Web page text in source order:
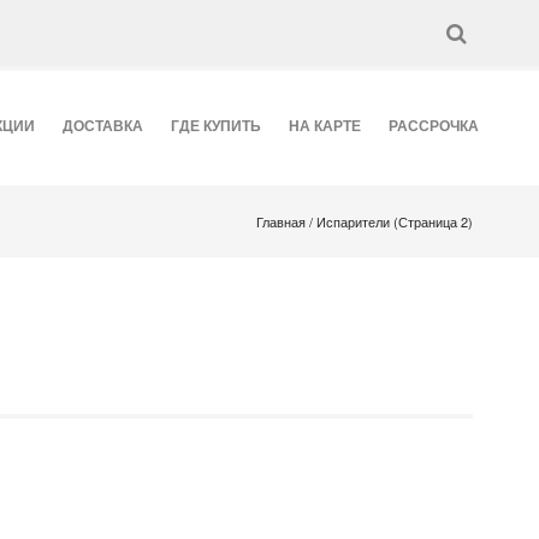
СОДЕРЖИМОМУ
ДОСТАВКА ГДЕ КУПИТЬ НА КАРТЕ РАССРОЧКА
Главная/ Испарители (Страница 2)